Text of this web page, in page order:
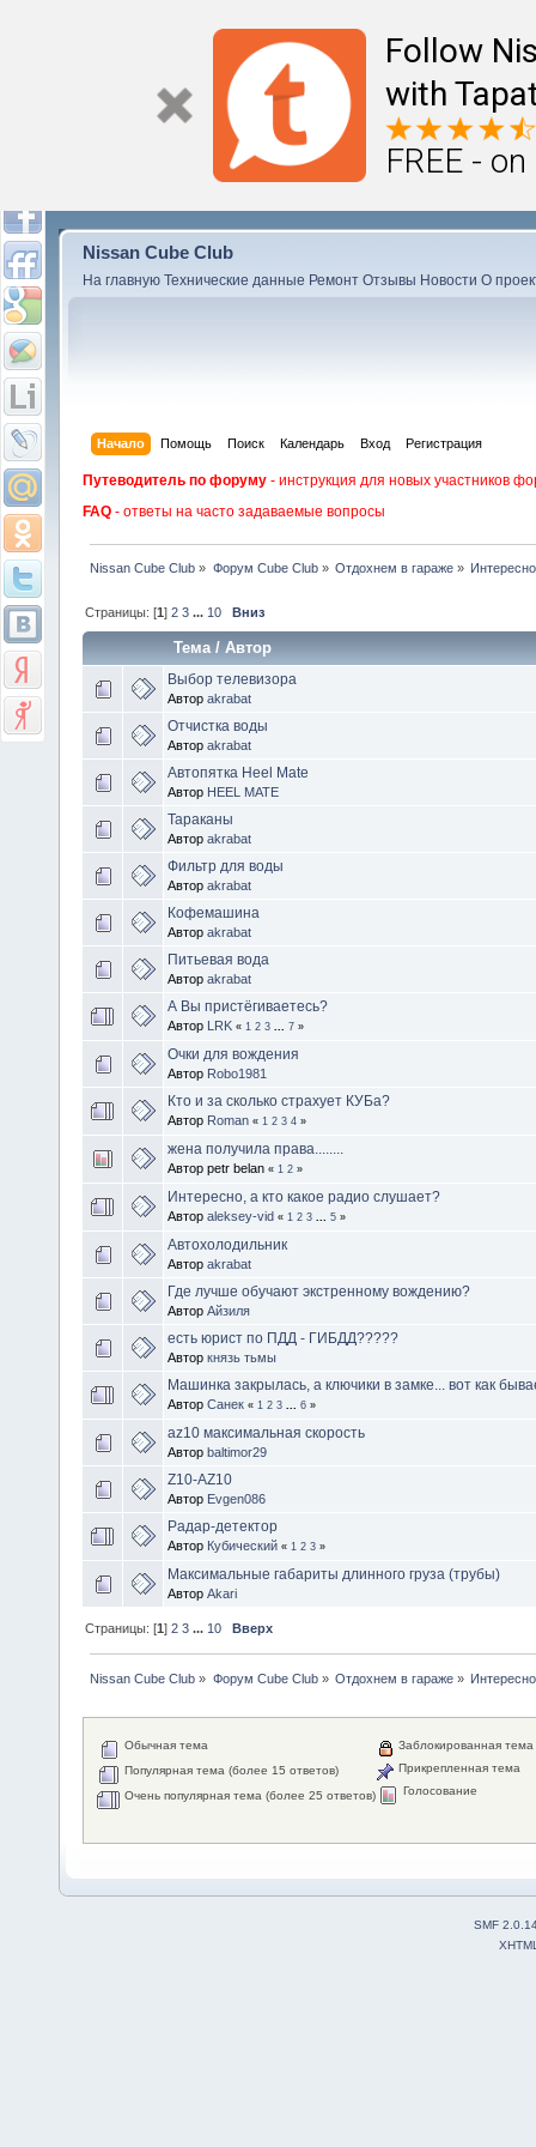
Follow
with
FREE -
Nissan Cube Club
На главную Технические данные Ремонт Отзывы Новости О
Начало Помощь Поиск Календарь Вход Регистрация
Путеводитель по форуму - инструкция для новых участников
FAQ - ответы на часто задаваемые вопросы
Nissan Cube Club » Форум Cube Club» Отдохнем в гараже»
Страницы: [1]2 3 ... 10 Вниз
Тема/Автор
Выбор телевизора
Автор akrabat
Отчистка воды
Автор akrabat
Автопятка Heel Mate
Автор HEEL MATE
Тараканы
Автор akrabat
Фильтр для воды
Автор akrabat
Кофемашина
Автор akrabat
Питьевая вода
Автор akrabat
А Вы пристёгиваетесь?
Автор LRK « 1 2 3 7 »
Очки для вождения
Автор Robo1981
Кто и за сколько страхует КУБа?
Автор Roman « 1 2 3 4 »
жена получила права........
Автор petr belan « 1 2 »
Интересно, а кто какое радио слушает?
Автор aleksey-vid « 1 2 3 5 »
Автохолодильник
Автор akrabat
Где лучше обучают экстренному вождению?
Автор Айзиля
есть юрист по ПДД - ГИБДД?????
Автор князь тьмы
Машинка закрылась, а ключики в замке... вот как
Автор Санек « 1 2 3 6 »
az10 максимальная скорость
Автор baltimor29
Z10-AZ10
Автор Evgen086
Радар-детектор
Автор Кубический « 1 2 3 »
Максимальные габариты длинного груза (трубы)
Автор Akari
Страницы: [1]2 3 ... 10 Вверх
Nissan Cube Club » Форум Cube Club» Отдохнем в гараже»
Обычная тема
Популярная тема (более 15 ответов)
Очень популярная тема (более 25 ответов)
Заблокированная тема
Прикрепленная тема
Голосование
SMF